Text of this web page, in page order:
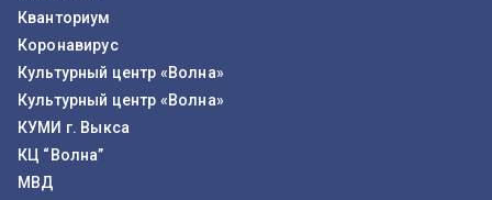
Кванториум
Коронавирус
Культурный центр «Волна»
Культурный центр «Волна»
КУМИ г. Выкса
КЦ “Волна”
МВД